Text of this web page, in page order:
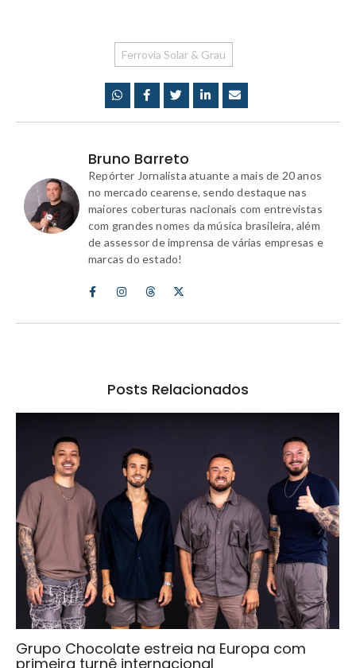
Ferrovia Solar & Grau
Bruno Barreto
Repórter Jornalista atuante a mais de 20 anos
no mercado cearense, sendo destaque nas
maiores coberturas nacionais com entrevistas
com grandes nomes da música brasileira, além
de assessor de imprensa de várias empresas e
marcas do estado!
Posts Relacionados
Grupo Chocolate estreia na Europa com
primeira turnê internacional